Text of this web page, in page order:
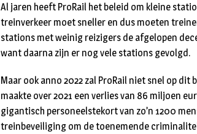
Al jaren heeft ProRail het beleid om kleine
treinverkeer moet sneller en dus moeten
stations met weinig reizigers de afgelopen
want daarna zijn er nog vele stations gevolgd.
Maar ook anno 2022 zal ProRail niet snel op
maakte over 2021 een verlies van 86 miljoen
gigantisch personeelstekort van zo’n 1200
treinbeveiliging om de toenemende